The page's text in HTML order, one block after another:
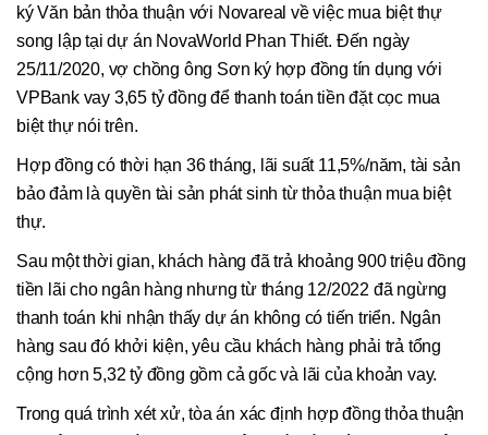
ký Văn bản thỏa thuận với Novareal về việc mua biệt thự
song lập tại dự án NovaWorld Phan Thiết. Đến ngày
25/11/2020, vợ chồng ông Sơn ký hợp đồng tín dụng với
VPBank vay 3,65 tỷ đồng để thanh toán tiền đặt cọc mua
biệt thự nói trên.
Hợp đồng có thời hạn 36 tháng, lãi suất 11,5%/năm, tài sản
bảo đảm là quyền tài sản phát sinh từ thỏa thuận mua biệt
thự.
Sau một thời gian, khách hàng đã trả khoảng 900 triệu đồng
tiền lãi cho ngân hàng nhưng từ tháng 12/2022 đã ngừng
thanh toán khi nhận thấy dự án không có tiến triển. Ngân
hàng sau đó khởi kiện, yêu cầu khách hàng phải trả tổng
cộng hơn 5,32 tỷ đồng gồm cả gốc và lãi của khoản vay.
Trong quá trình xét xử, tòa án xác định hợp đồng thỏa thuận